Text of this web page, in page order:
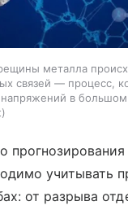
металла
связей — процесс,
напряжений в
учитывать
от разрыва